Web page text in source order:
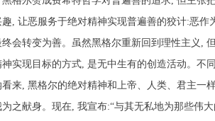
, 让恶服务于绝对精神实现普遍善的狡计:恶作
终会转变为善。虽然黑格尔重新回到理性主义 ,
神实现目标的方式, 是无中生有的创造活动。不
看来, 黑格尔的绝对精神和上帝、人类、君主一
为之献身。现在, 我宣布:“与其无私地为那些伟